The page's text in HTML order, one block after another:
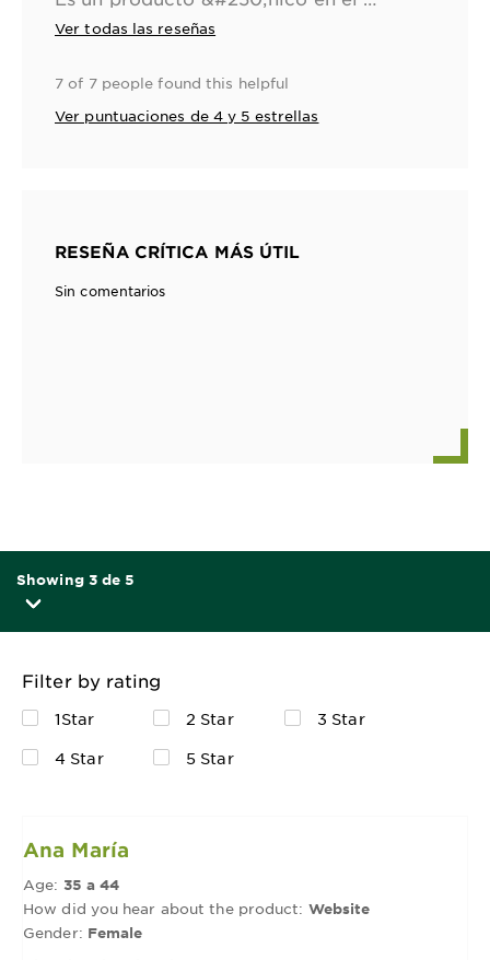
Ver todas las reseñas
7 of 7 people found this helpful
Ver puntuaciones de 4 y 5 estrellas
RESEÑA CRÍTICA MÁS ÚTIL
Sin comentarios
Showing 3 de 5
Filter by rating
1Star 2 Star
3 Star
4 Star
5 Star
Ana María
Age: 35 a 44
How did you hear about the product: Website
Gender: Female